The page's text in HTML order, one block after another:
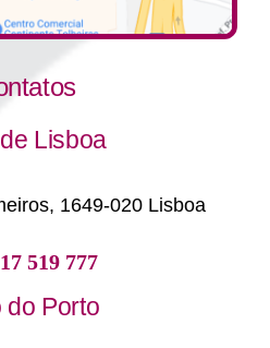
Lisboa
1649-020 Lisboa
519 777
do Porto